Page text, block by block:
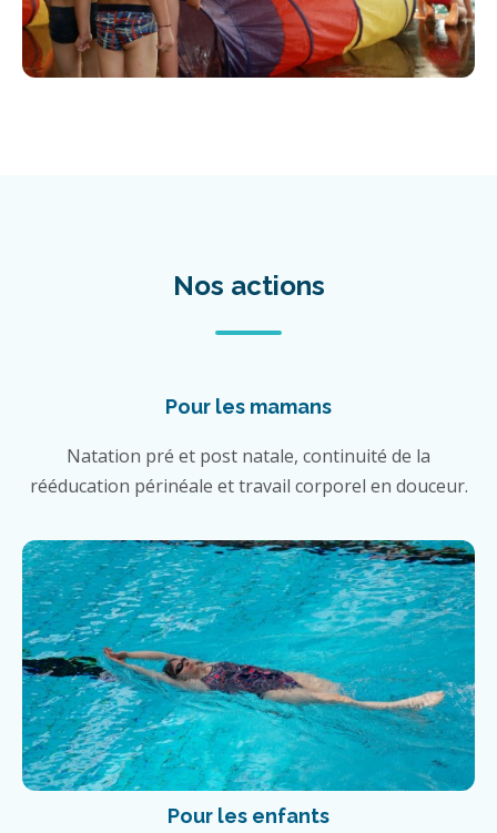
Nos actions
Pour les mamans
Natation pré et post natale, continuité de la
rééducation périnéale et travail corporel en douceur.
Pour les enfants